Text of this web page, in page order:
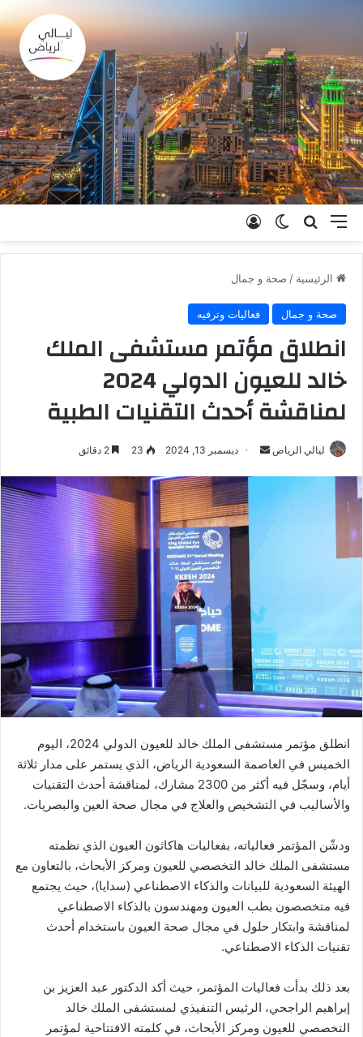
القائمة بحث عنالوضع المظلم
الرئيسية / صحة و جمال
صحة و جمال فعاليات وترفيه
انطلاق مؤتمر مستشفى الملك
خالد للعيون الدولي 2024
لمناقشة أحدث التقنيات الطبية
ليالي الرياض
ا
إ
ك
ت
ر
ن
ا
ديسمبر 13, 2024 23
انطلق مؤتمر مستشفى الملك خالد للعيون الدولي 2024، اليوم
الخميس في العاصمة السعودية الرياض، الذي يستمر على مدار ثلاثة
أيام، وسجّل فيه أكثر من 2300 مشارك، لمناقشة أحدث التقنيات
والأساليب في التشخيص والعلاج في مجال صحة العين والبصريات.
ودشّن المؤتمر فعالياته، بفعاليات ⁧‫هاكاثون العيون‬⁩ الذي نظمته
مستشفى الملك خالد التخصصي للعيون ومركز الأبحاث، بالتعاون مع
الهيئة السعودية للبيانات والذكاء الاصطناعي (سدايا)، حيث يجتمع
فيه متخصصون بطب العيون ومهندسون بالذكاء الاصطناعي
لمناقشة وابتكار حلول في مجال صحة العيون باستخدام أحدث
تقنيات الذكاء الاصطناعي.
بعد ذلك بدأت فعاليات المؤتمر، حيث أكد الدكتور عبد العزيز بن
إبراهيم الراجحي، الرئيس التنفيذي لمستشفى الملك خالد
التخصصي للعيون ومركز الأبحاث، في كلمته الافتتاحية لمؤتمر